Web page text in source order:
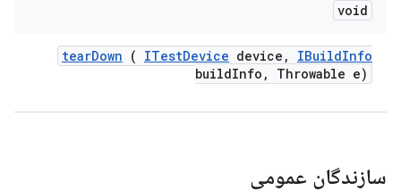
void
tearDown ( ITestDevice device , IBuildInfo
buildInfo , Throwable e)
سازندگان عمومی